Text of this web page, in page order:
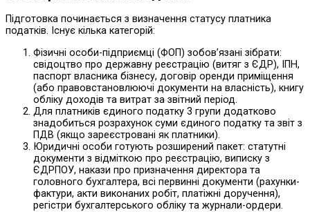
Підготовка починається з визначення статусу платника
податків. Існує кілька категорій:
Фізичні особи-підприємці (ФОП) зобов’язані зібрати:
свідоцтво про державну реєстрацію (витяг з ЄДР), ІПН,
паспорт власника бізнесу, договір оренди приміщення
(або правовстановлюючі документи на власність), книгу
обліку доходів та витрат за звітний період.
Для платників єдиного податку 3 групи додатково
знадобиться розрахунок суми єдиного податку та звіт з
ПДВ (якщо зареєстровані як платники).
Юридичні особи готують розширений пакет: статутні
документи з відміткою про реєстрацію, виписку з
ЄДРПОУ, накази про призначення директора та
головного бухгалтера, всі первинні документи (рахунки-
фактури, акти виконаних робіт, платіжні доручення),
регістри бухгалтерського обліку та журнали-ордери.